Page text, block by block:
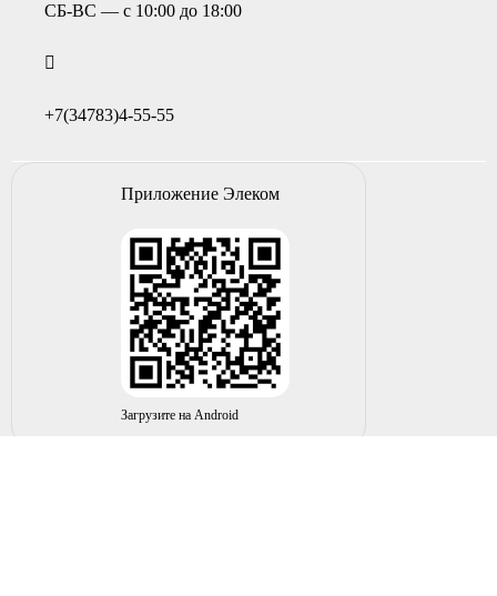
СБ-ВС — с 10:00 до 18:00
+7(34783)4-55-55
Приложение Элеком
Загрузите на Android